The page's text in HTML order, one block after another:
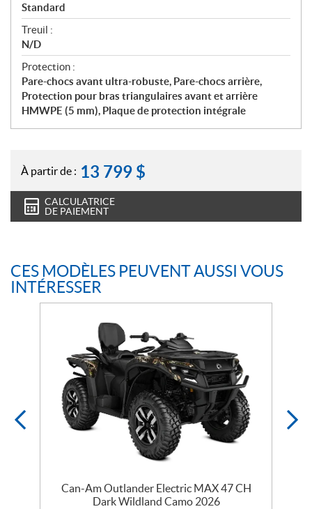
Standard
Treuil :
N/D
Protection :
Pare-chocs avant ultra-robuste, Pare-chocs arrière,
Protection pour bras triangulaires avant et arrière
HMWPE (5 mm), Plaque de protection intégrale
À partir de : 13 799 $
CALCULATRICE
DE PAIEMENT
CES MODÈLES PEUVENT AUSSI VOUS
INTÉRESSER
Can-Am Outlander Electric MAX 47 CH
Dark Wildland Camo 2026